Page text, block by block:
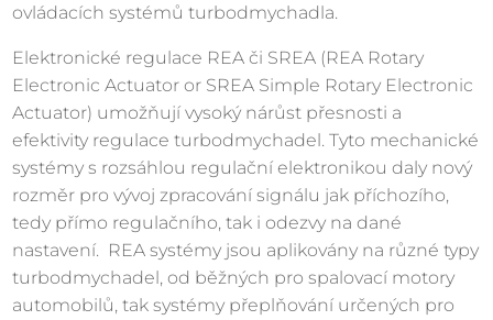
ovládacích systémů turbodmychadla.
Elektronické regulace REA či SREA (REA Rotary
Electronic Actuator or SREA Simple Rotary Electronic
Actuator) umožňují vysoký nárůst přesnosti a
efektivity regulace turbodmychadel. Tyto mechanické
systémy s rozsáhlou regulační elektronikou daly nový
rozměr pro vývoj zpracování signálu jak příchozího,
tedy přímo regulačního, tak i odezvy na dané
nastavení. REA systémy jsou aplikovány na různé typy
turbodmychadel, od běžných pro spalovací motory
automobilů, tak systémy přeplňování určených pro